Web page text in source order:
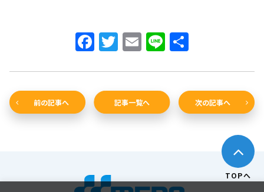
Facebook
Twitter
Email
Line
前の記事へ 記事一覧へ 次の記事へ
TOPへ